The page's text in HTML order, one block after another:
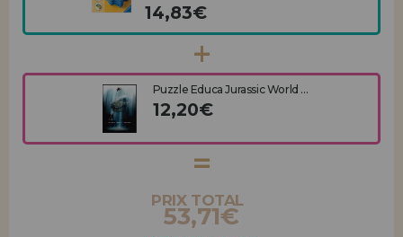
14,83€
Puzzle Educa Jurassic World ...
12,20€
PRIX TOTAL
53,71€